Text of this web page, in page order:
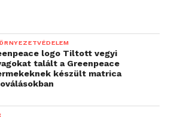
logo Tiltott vegyi
talált a Greenpeace
készült matrica